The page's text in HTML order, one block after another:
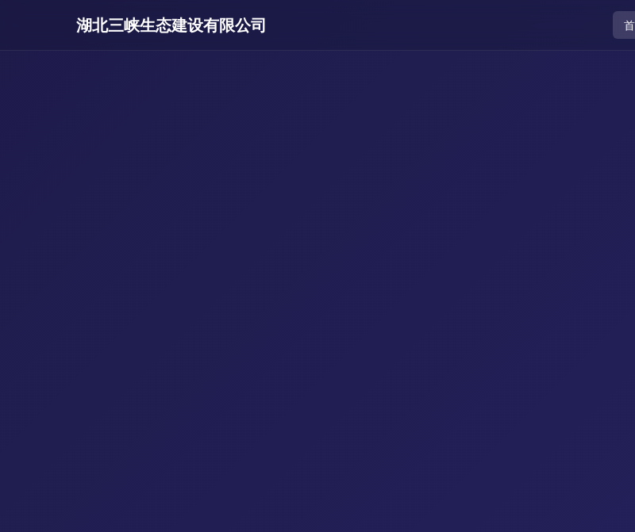
湖北三峡生态建设有限公司